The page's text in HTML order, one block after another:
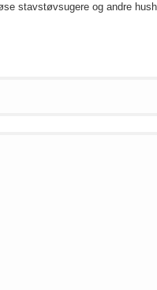
stavstøvsugere og andre